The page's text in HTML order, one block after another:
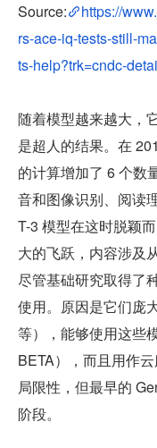
Source:
https://
rs-ace-iq-tests-still-
ts-help?trk=cndc-
随着模型越来越大，
是超人的结果。在
的计算增加了 6 个数
音和图像识别、阅读
T-3 模型在这时脱颖
大的飞跃，内容涉及
尽管基础研究取得了
使用。原因是它们庞
等），能够使用这些
BETA），而且用作
局限性，但最早的
阶段。